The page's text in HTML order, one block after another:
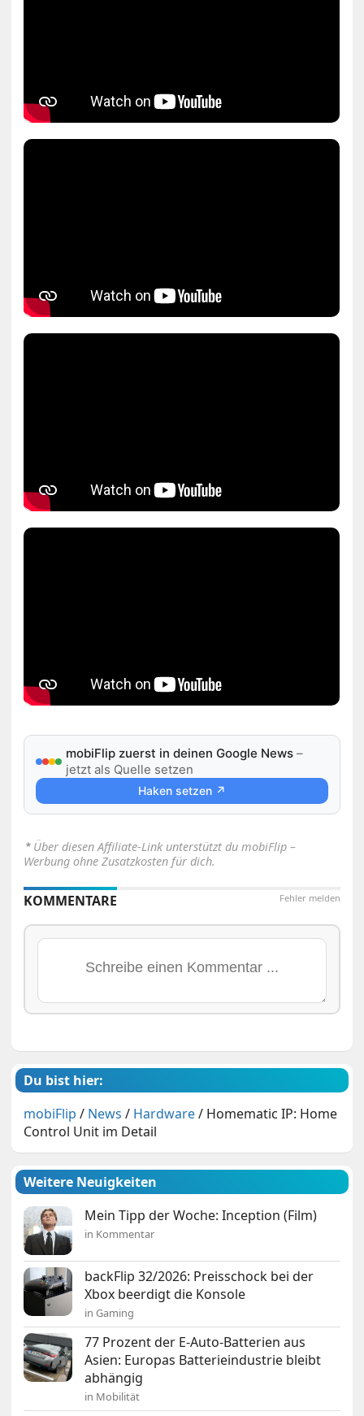
mobiFlip zuerst in deinen Google News –
jetzt als Quelle setzen
Haken setzen ↗
⋆ Über diesen Affiliate-Link unterstützt du mobiFlip –
Werbung ohne Zusatzkosten für dich.
Fehler melden
KOMMENTARE
Du bist hier:
mobiFlip / News / Hardware/ Homematic IP: Home
Control Unit im Detail
Weitere Neuigkeiten
Mein Tipp der Woche: Inception (Film)
in Kommentar
backFlip 32/2026: Preisschock bei der
Xbox beerdigt die Konsole
in Gaming
77 Prozent der E-Auto-Batterien aus
Asien: Europas Batterieindustrie bleibt
abhängig
in Mobilität